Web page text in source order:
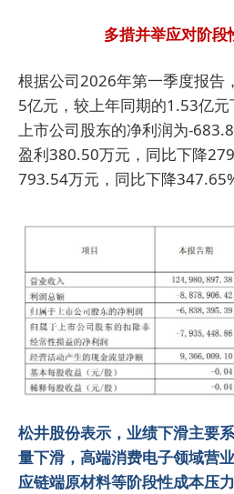
多措并举应对阶段
根据公司2026年第一季度报告
5亿元，较上年同期的1.53亿
上市公司股东的净利润为-
盈利380.50万元，同比下降
793.54万元，同比下降347.65%
松井股份表示，业绩下滑主要
量下滑，高端消费电子领域营
应链端原材料等阶段性成本压力